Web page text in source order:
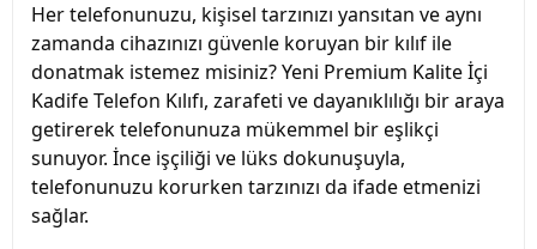
Her telefonunuzu, kişisel tarzınızı yansıtan ve aynı
zamanda cihazınızı güvenle koruyan bir kılıf ile
donatmak istemez misiniz? Yeni Premium Kalite İçi
Kadife Telefon Kılıfı, zarafeti ve dayanıklılığı bir araya
getirerek telefonunuza mükemmel bir eşlikçi
sunuyor. İnce işçiliği ve lüks dokunuşuyla,
telefonunuzu korurken tarzınızı da ifade etmenizi
sağlar.